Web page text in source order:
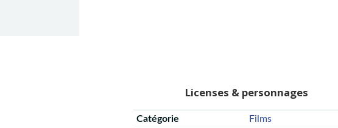
Licenses & personnages
Catégorie
Films